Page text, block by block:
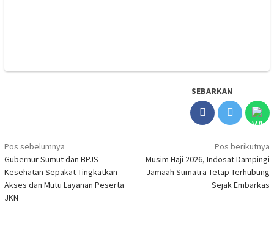
SEBARKAN
Navigasi
pos
Pos sebelumnya
Gubernur Sumut dan BPJS
Kesehatan Sepakat Tingkatkan
Akses dan Mutu Layanan Peserta
JKN
Pos berikutnya
Musim Haji 2026, Indosat Dampingi
Jamaah Sumatra Tetap Terhubung
Sejak Embarkas